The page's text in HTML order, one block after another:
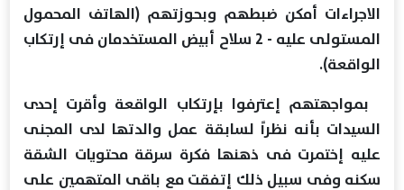
الاجراءات أمكن ضبطهم وبحوزتهم (الهاتف المحمول
المستولى عليه - 2 سلاح أبيض المستخدمان فى إرتكاب
الواقعة).
بمواجهتهم إعترفوا بإرتكاب الواقعة وأقرت إحدى
السيدات بأنه نظراً لسابقة عمل والدتها لدى المجنى
عليه إختمرت فى ذهنها فكرة سرقة محتويات الشقة
سكنه وفى سبيل ذلك إتفقت مع باقى المتهمين على